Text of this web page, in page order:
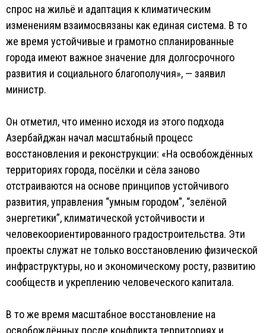
спрос на жильё и адаптация к климатическим
изменениям взаимосвязаны как единая система. В то
же время устойчивые и грамотно спланированные
города имеют важное значение для долгосрочного
развития и социального благополучия», — заявил
министр.
Он отметил, что именно исходя из этого подхода
Азербайджан начал масштабный процесс
восстановления и реконструкции: «На освобождённых
территориях города, посёлки и сёла заново
отстраиваются на основе принципов устойчивого
развития, управления “умным городом”, “зелёной
энергетики”, климатической устойчивости и
человекоориентированного градостроительства. Эти
проекты служат не только восстановлению физической
инфраструктуры, но и экономическому росту, развитию
сообществ и укреплению человеческого капитала.
В то же время масштабное восстановление на
освобождённых после конфликта территориях и